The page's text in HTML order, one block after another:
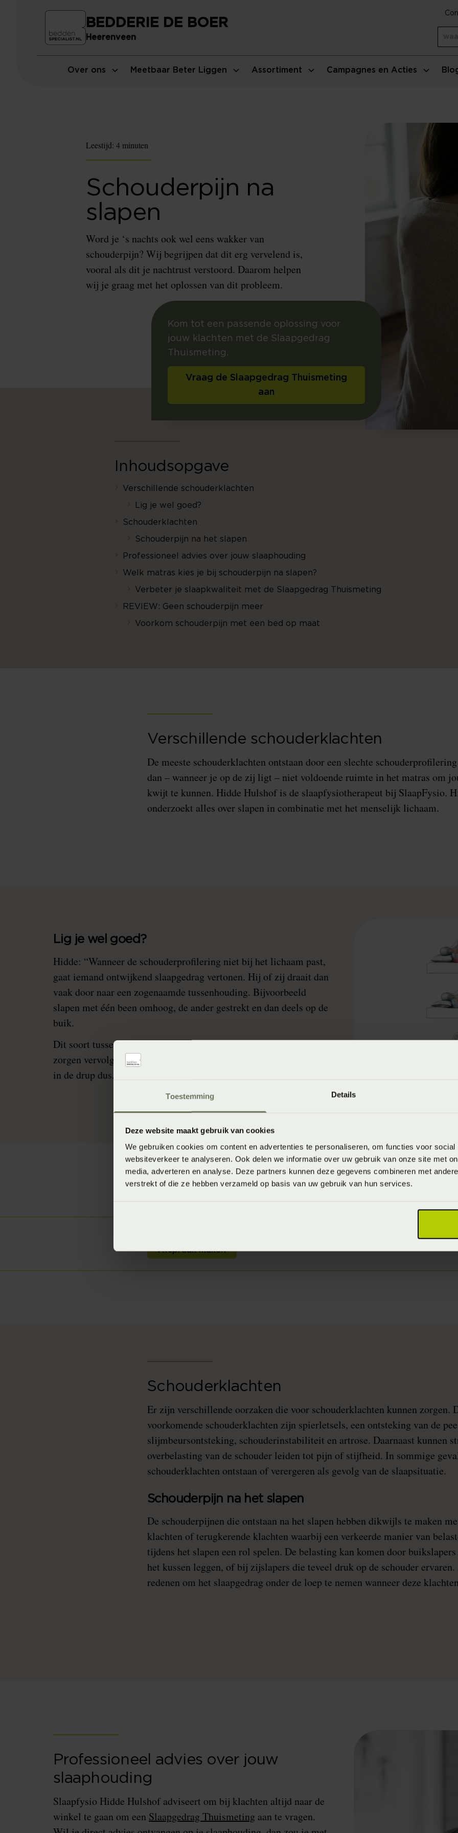
Toestemming Details
Deze website maakt gebruik van cookies
We gebruiken cookies om content en advertenties te personaliseren, om functies voor
websiteverkeer te analyseren. Ook delen we informatie over uw gebruik van onze site met
media, adverteren en analyse. Deze partners kunnen deze gegevens combineren met
verstrekt of die ze hebben verzameld op basis van uw gebruik van hun services.
Over ons Meetbaar Beter Liggen Assortiment Campagnes en Acties
BEDDERIE DE BOER
Heerenveen
Leestijd: 4 minuten
Schouderpijn na
slapen
Word je ‘s nachts ook wel eens wakker van
schouderpijn? Wij begrijpen dat dit erg vervelend is,
vooral als dit je nachtrust verstoord. Daarom helpen
wij je graag met het oplossen van dit probleem.
Kom tot een passende oplossing voor
jouw klachten met de Slaapgedrag
Thuismeting.
Vraag de Slaapgedrag Thuismeting
aan
Inhoudsopgave
Verschillende schouderklachten
Lig je wel goed?
Schouderklachten
Schouderpijn na het slapen
Professioneel advies over jouw slaaphouding
Welk matras kies je bij schouderpijn na slapen?
Verbeter je slaapkwaliteit met de Slaapgedrag Thuismeting
REVIEW: Geen schouderpijn meer
Voorkom schouderpijn met een bed op maat
Verschillende schouderklachten
De meeste schouderklachten ontstaan door een slechte
dan – wanneer je op de zij ligt – niet voldoende ruimte in het matras om
kwijt te kunnen. Hidde Hulshof is de slaapfysiotherapeut bij SlaapFysio.
onderzoekt alles over slapen in combinatie met het menselijk lichaam.
Lig je wel goed?
Hidde: “Wanneer de schouderprofilering niet bij het lichaam past,
gaat iemand ontwijkend slaapgedrag vertonen. Hij of zij draait dan
vaak door naar een zogenaamde tussenhouding. Bijvoorbeeld
slapen met één been omhoog, de ander gestrekt en dan deels op de
buik.
Dit soort tussenhoudingen ontlasten wellicht de schouder, maar
zorgen vervolgens voor spanning op de wervelkolom. Van de regen
in de drup dus.”
Afspraak maken
Schouderklachten
Er zijn verschillende oorzaken die voor schouderklachten kunnen zorgen.
voorkomende schouderklachten zijn spierletsels, een ontsteking van de
slijmbeursontsteking, schouderinstabiliteit en artrose. Daarnaast kunnen
overbelasting van de schouder leiden tot pijn of stijfheid. In sommige
schouderklachten ontstaan of verergeren als gevolg van de slaapsituatie.
Schouderpijn na het slapen
De schouderpijnen die ontstaan na het slapen hebben dikwijls te maken
klachten of terugkerende klachten waarbij een verkeerde manier van
tijdens het slapen een rol spelen. De belasting kan komen door
het kussen leggen, of bij zijslapers die teveel druk op de schouder
redenen om het slaapgedrag onder de loep te nemen wanneer deze
Professioneel advies over jouw
slaaphouding
Slaapfysio Hidde Hulshof adviseert om bij klachten altijd naar de
winkel te gaan om een Slaapgedrag Thuismeting aan te vragen.